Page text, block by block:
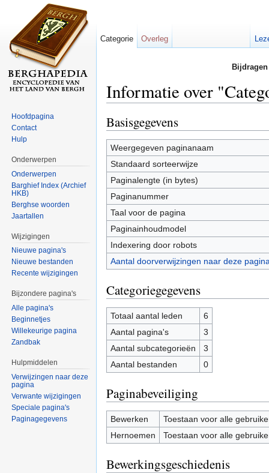
Informatie over
Basisgegevens
Weergegeven paginanaam
Standaard sorteerwijze
Paginalengte (in bytes)
Paginanummer
Taal voor de pagina
Paginainhoudmodel
Indexering door robots
Aantal doorverwijzingen naar deze
Categoriegegevens
Totaal aantal leden
6
Aantal pagina's
3
Aantal subcategorieën
3
Aantal bestanden
0
Paginabeveiliging
Bewerken
Toestaan voor alle
Hernoemen
Toestaan voor alle
Bewerkingsgeschiedenis
Categorie Overleg
Hoofdpagina
Contact
Hulp
Onderwerpen
Onderwerpen
Barghief Index (Archief
HKB)
Berghse woorden
Jaartallen
Wijzigingen
Nieuwe pagina's
Nieuwe bestanden
Recente wijzigingen
Bijzondere pagina's
Alle pagina's
Beginnetjes
Willekeurige pagina
Zandbak
Hulpmiddelen
Verwijzingen naar deze
pagina
Verwante wijzigingen
Speciale pagina's
Paginagegevens